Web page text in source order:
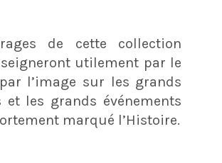
de cette collection
utilement par le
l’image sur les grands
et les grands événements
marqué l’Histoire.